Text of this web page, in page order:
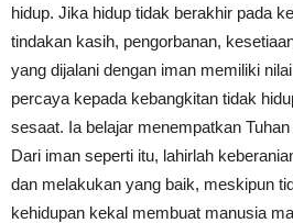
hidup. Jika hidup tidak berakhir pada
tindakan kasih, pengorbanan,
yang dijalani dengan iman memiliki
percaya kepada kebangkitan tidak
sesaat. Ia belajar menempatkan
Dari iman seperti itu, lahirlah
dan melakukan yang baik, meskipun
kehidupan kekal membuat manusia